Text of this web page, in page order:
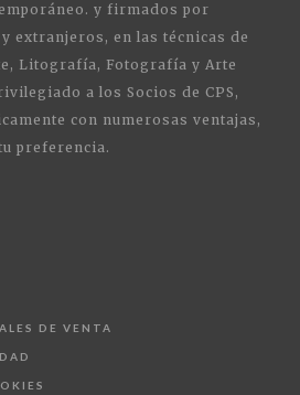
y firmados por
extranjeros, en las técnicas de
Litografía, Fotografía y Arte
a los Socios de CPS,
con numerosas ventajas,
preferencia.
DE VENTA